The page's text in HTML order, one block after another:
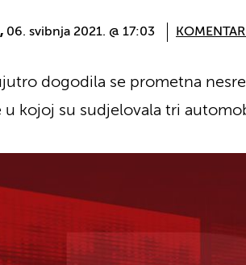
06. svibnja 2021. @ 17:03 KOMENTARI
dogodila se prometna
u kojoj su sudjelovala tri